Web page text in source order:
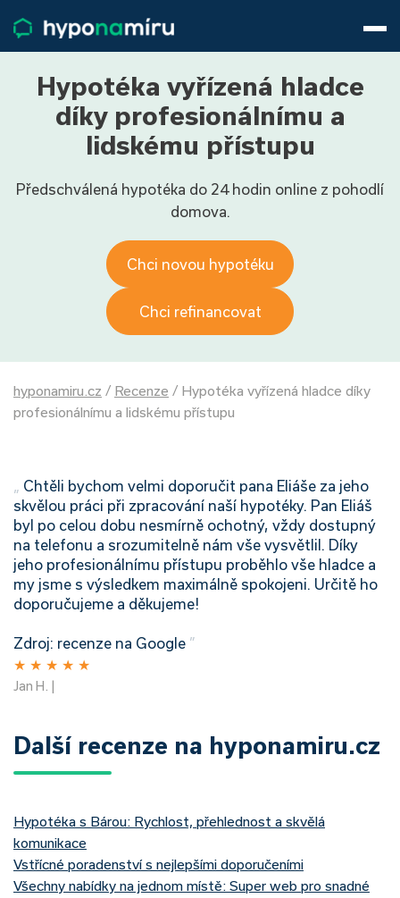
Životní pojištění
Pojištění nemovitosti
Články
O nás
Přihlásit
Hypotéka vyřízená hladce
díky profesionálnímu a
lidskému přístupu
Předschválená hypotéka do 24 hodin online z pohodlí
domova.
Chci novou hypotéku
Chci refinancovat
hyponamiru.cz / Recenze / Hypotéka vyřízená hladce díky
profesionálnímu a lidskému přístupu
„ Chtěli bychom velmi doporučit pana Eliáše za jeho
skvělou práci při zpracování naší hypotéky. Pan Eliáš
byl po celou dobu nesmírně ochotný, vždy dostupný
na telefonu a srozumitelně nám vše vysvětlil. Díky
jeho profesionálnímu přístupu proběhlo vše hladce a
my jsme s výsledkem maximálně spokojeni. Určitě ho
doporučujeme a děkujeme!
Zdroj: recenze na Google ”
★ ★ ★ ★ ★
Jan H. |
Další recenze na hyponamiru.cz
Hypotéka s Bárou: Rychlost, přehlednost a skvělá
komunikace
Vstřícné poradenství s nejlepšími doporučeními
Všechny nabídky na jednom místě: Super web pro snadné